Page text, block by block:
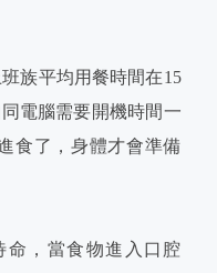
族平均用餐時間在15
電腦需要開機時間一
食了，身體才會準備
命，當食物進入口腔